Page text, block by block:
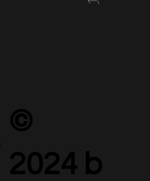
©
2024 b